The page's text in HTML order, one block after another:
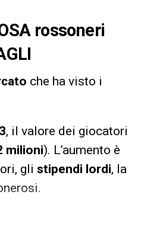
rossoneri
che ha visto i
, il valore dei giocatori
milioni). L’aumento è
gli stipendi lordi, la